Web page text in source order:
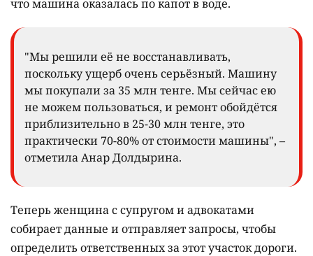
что машина оказалась по капот в воде.
"Мы решили её не восстанавливать,
поскольку ущерб очень серьёзный. Машину
мы покупали за 35 млн тенге. Мы сейчас ею
не можем пользоваться, и ремонт обойдётся
приблизительно в 25-30 млн тенге, это
практически 70-80% от стоимости машины", –
отметила Анар Долдырина.
Теперь женщина с супругом и адвокатами
собирает данные и отправляет запросы, чтобы
определить ответственных за этот участок дороги.